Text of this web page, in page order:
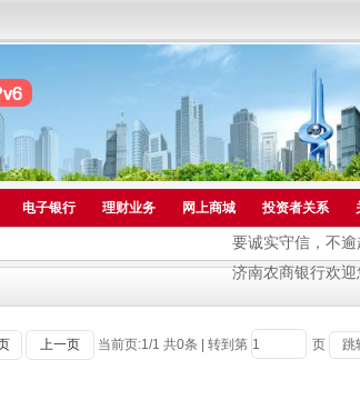
电子银行 理财业务 网上商城 投资者关系
要诚实守信，不逾
济南农商银行欢迎您
上一页 当前页:1 /1 共0条 | 转到第 页